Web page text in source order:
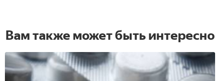
Вам также может быть интересно